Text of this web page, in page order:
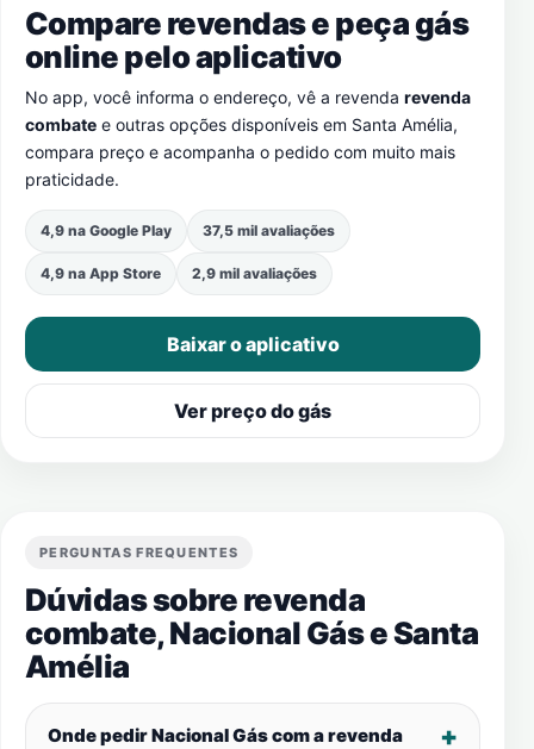
Compare revendas e peça gás
online pelo aplicativo
No app, você informa o endereço, vê a revenda revenda
combate e outras opções disponíveis em Santa Amélia,
compara preço e acompanha o pedido com muito mais
praticidade.
4,9 na Google Play 37,5 mil avaliações
4,9 na App Store 2,9 mil avaliações
Baixar o aplicativo
Ver preço do gás
PERGUNTAS FREQUENTES
Dúvidas sobre revenda
combate, Nacional Gás eSanta
Amélia
Onde pedir Nacional Gás com a revenda